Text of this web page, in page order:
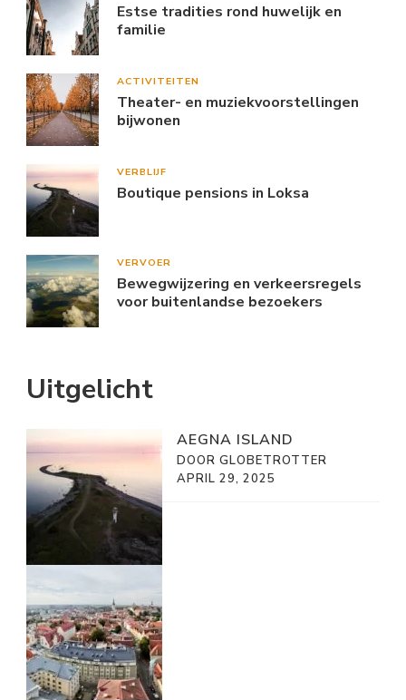
Estse tradities rond huwelijk en
familie
ACTIVITEITEN
Theater- en muziekvoorstellingen
bijwonen
VERBLIJF
Boutique pensions in Loksa
VERVOER
Bewegwijzering en verkeersregels
voor buitenlandse bezoekers
Uitgelicht
AEGNA ISLAND
DOOR GLOBETROTTER
APRIL 29, 2025